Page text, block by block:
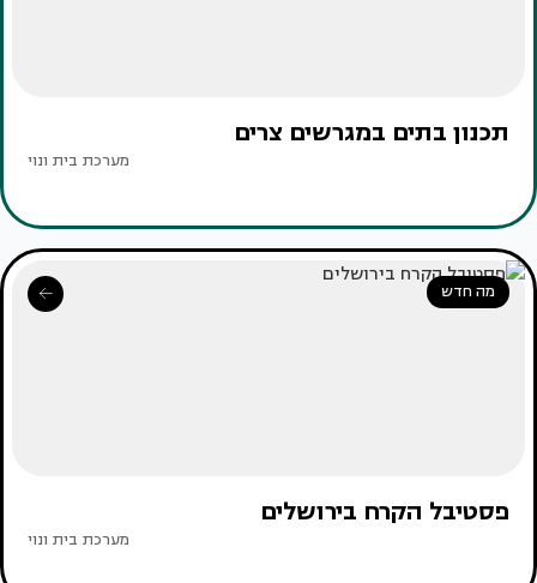
תכנון בתים במגרשים צרים
מערכת בית ונוי
מה חדש
פסטיבל הקרח בירושלים
מערכת בית ונוי